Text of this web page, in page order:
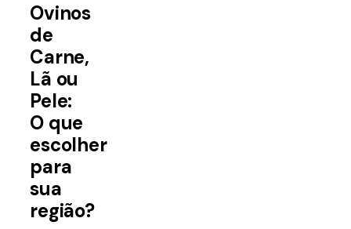
Ovinos
de
Carne,
Lã ou
Pele:
O que
escolher
para
sua
região?